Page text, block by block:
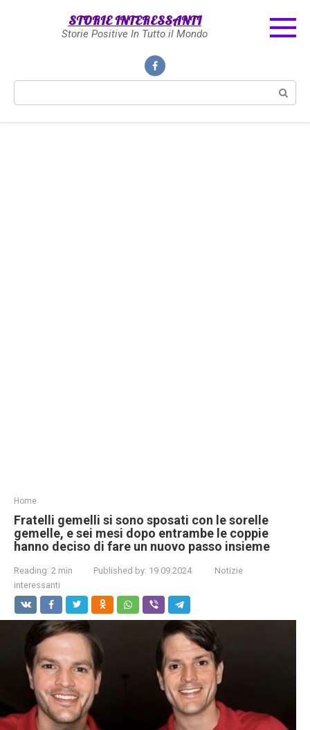
STORIE INTERESSANTI
Storie Positive In Tutto il Mondo
Home
Fratelli gemelli si sono sposati con le sorelle
gemelle, e sei mesi dopo entrambe le coppie
hanno deciso di fare un nuovo passo insieme
Reading: 2 min Published by: 19.09.2024
Notizie
interessanti